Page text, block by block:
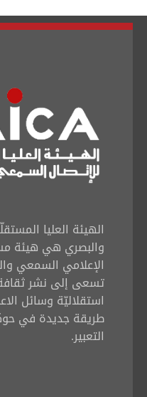
الهيئة العليا
والبصري هي هيئة
الإعلامي السمعي
تسعى إلى نشر ثقافة
استقلاليّة وسائل
طريقة جديدة في
التعبير.